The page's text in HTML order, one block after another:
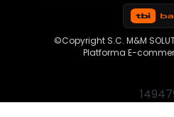
©Copyright S.C. M&M
Platforma E-